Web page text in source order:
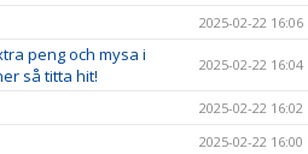
2025-02-22 16:06
peng och mysa i
så titta hit!
2025-02-22 16:04
2025-02-22 16:02
2025-02-22 16:00